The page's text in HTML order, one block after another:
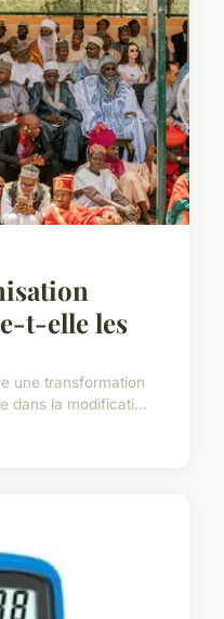
t-elle les
une transformation
dans la modificati...